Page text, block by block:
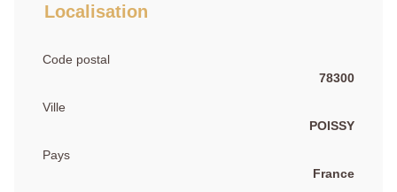
Localisation
Code postal
78300
Ville
POISSY
Pays
France